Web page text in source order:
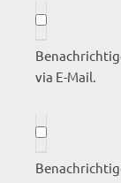
via E-Mail.